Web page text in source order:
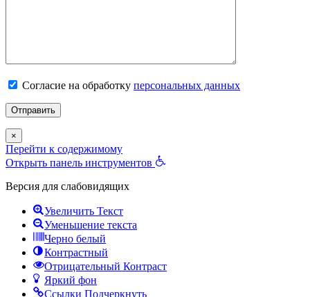
Согласие на обработку персональных данных
×
Перейти к содержимому
Открыть панель инструментов
Версия для слабовидящих
Увеличить Текст
Уменьшение текста
Черно белый
Контрастный
Отрицательный Контраст
Яркий фон
Ссылки Подчеркнуть